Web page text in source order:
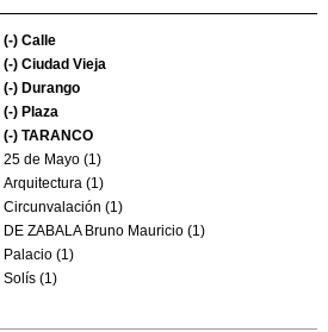
(-) Calle
(-) Ciudad Vieja
(-) Durango
(-) Plaza
(-) TARANCO
25 de Mayo (1)
Arquitectura (1)
Circunvalación (1)
DE ZABALA Bruno Mauricio (1)
Palacio (1)
Solís (1)